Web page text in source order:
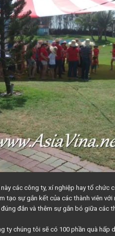
các công ty, xí nghiệp hay tổ chức
tạo sự gắn kết của các thành viên
đắn và thêm sự gắn bó giữa các
ty chúng tôi sẽ có 100 phần quà hấp